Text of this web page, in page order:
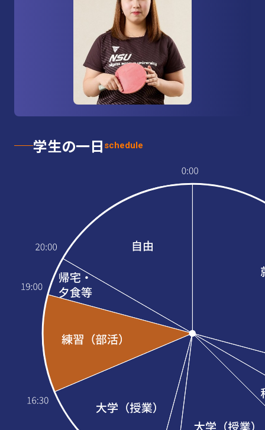
学生の一日 schedule